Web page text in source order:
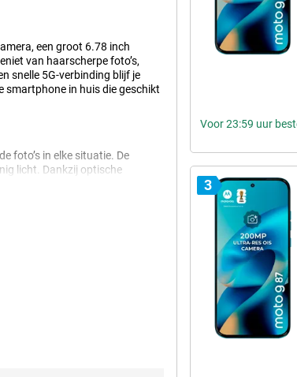
een groot 6.78 inch
van haarscherpe foto’s,
snelle 5G-verbinding blijf je
smartphone in huis die geschikt
foto’s in elke situatie. De
licht. Dankzij optische
shots mogelijk. Ook selfies
De camera
functies zoals glimlachtimer en
maak je zonder moeite
Voor 23:59 uur
3